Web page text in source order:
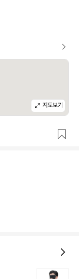
지도보기